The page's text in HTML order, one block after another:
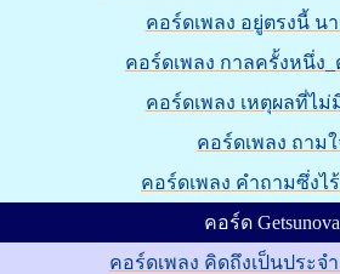
คอร์ดเพลง อยู่ตรงนี้ น
คอร์ดเพลง กาลครั้งหนึ่ง
คอร์ดเพลง เหตุผลที่ไม่
คอร์ดเพลง ถามใ
คอร์ดเพลง คำถามซึ่งไ
คอร์ด Getsunova
คอร์ดเพลง คิดถึงเป็นประจ